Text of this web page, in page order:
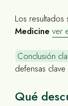
Los resultados
Medicine ver
Conclusión
defensas
Qué